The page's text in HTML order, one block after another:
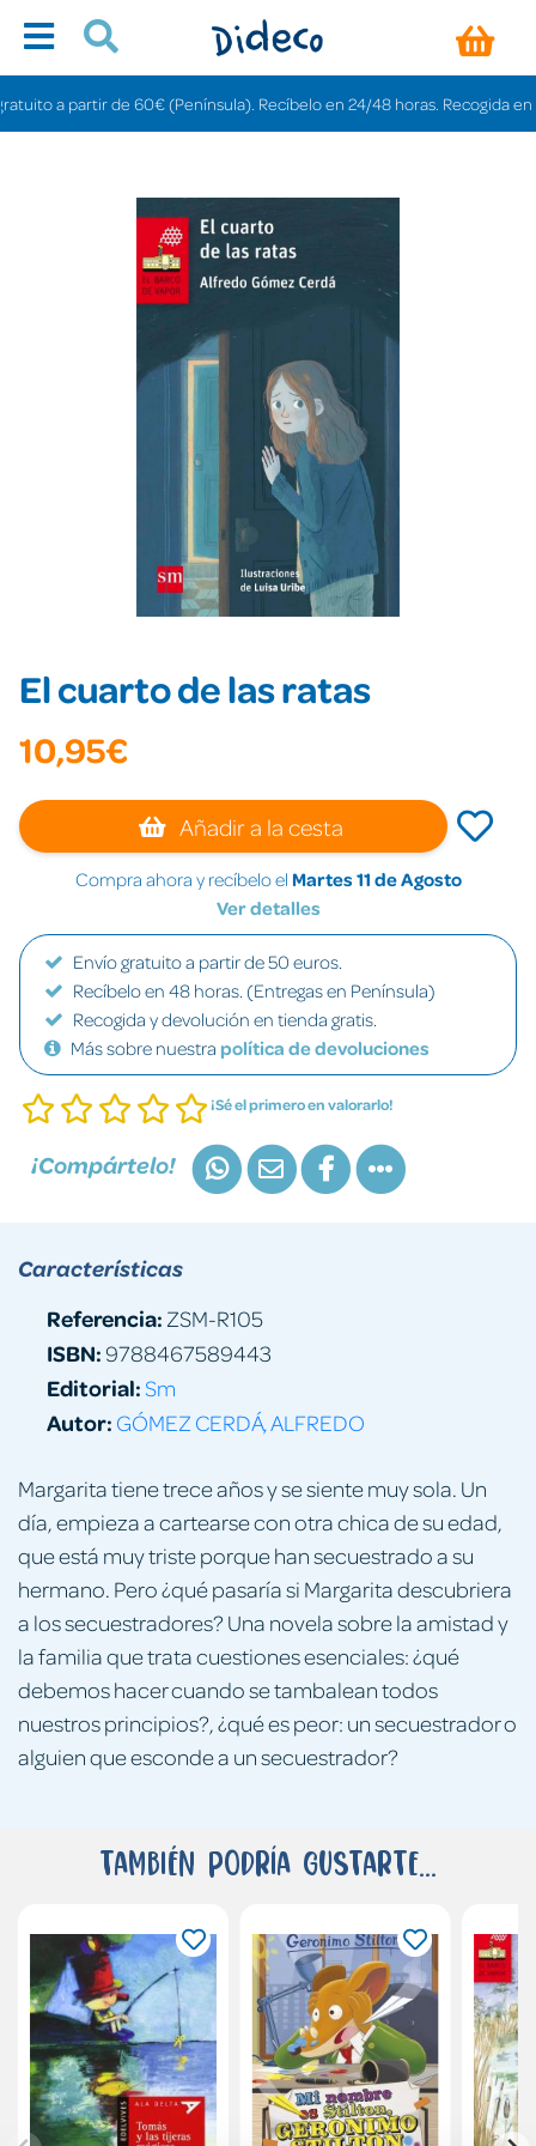
a partir de 60€ (Península). Recíbelo en 24/48 horas. Recogida en
El cuarto de las ratas
10,95€
Añadir a la cesta
Compra ahora y recíbelo el Martes 11 de Agosto
Ver detalles
Envío gratuito a partir de 50 euros.
Recíbelo en 48 horas. (Entregas en Península)
Recogida y devolución en tienda gratis.
Más sobre nuestra política de devoluciones
¡Sé el primero en valorarlo!
¡Compártelo!
Margarita tiene trece años y se siente muy sola. Un
día, empieza a cartearse con otra chica de su edad,
que está muy triste porque han secuestrado a su
hermano. Pero ¿qué pasaría si Margarita descubriera
a los secuestradores? Una novela sobre la amistad y
la familia que trata cuestiones esenciales: ¿qué
debemos hacer cuando se tambalean todos
nuestros principios?, ¿qué es peor: un secuestrador o
alguien que esconde a un secuestrador?
Características
Referencia: ZSM-R105
ISBN:9788467589443
Editorial:Sm
Autor: GÓMEZ CERDÁ, ALFREDO
También podría gustarte...